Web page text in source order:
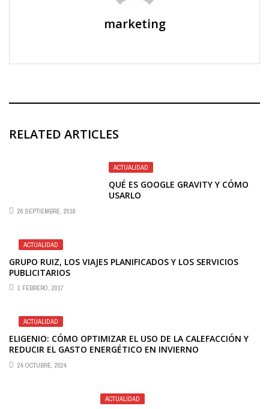
marketing
RELATED ARTICLES
ACTUALIDAD
QUÉ ES GOOGLE GRAVITY Y CÓMO
USARLO
26 SEPTIEMBRE, 2018
ACTUALIDAD
GRUPO RUIZ, LOS VIAJES PLANIFICADOS Y LOS SERVICIOS
PUBLICITARIOS
1 FEBRERO, 2017
ACTUALIDAD
ELIGENIO: CÓMO OPTIMIZAR EL USO DE LA CALEFACCIÓN Y
REDUCIR EL GASTO ENERGÉTICO EN INVIERNO
24 OCTUBRE, 2024
ACTUALIDAD